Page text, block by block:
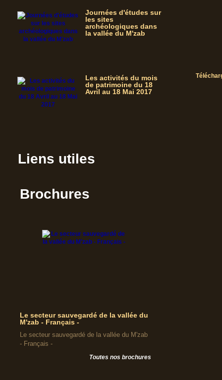
Journées d'études sur
les sites
archéologiques dans
la vallée du M'zab
Les activités du mois
de patrimoine du 18
Avril au 18 Mai 2017
Liens utiles
Brochures
Le secteur sauvegardé de la vallée du
M'zab - Français -
Le secteur sauvegardé de la vallée du M'zab
- Français -
Toutes nos brochures